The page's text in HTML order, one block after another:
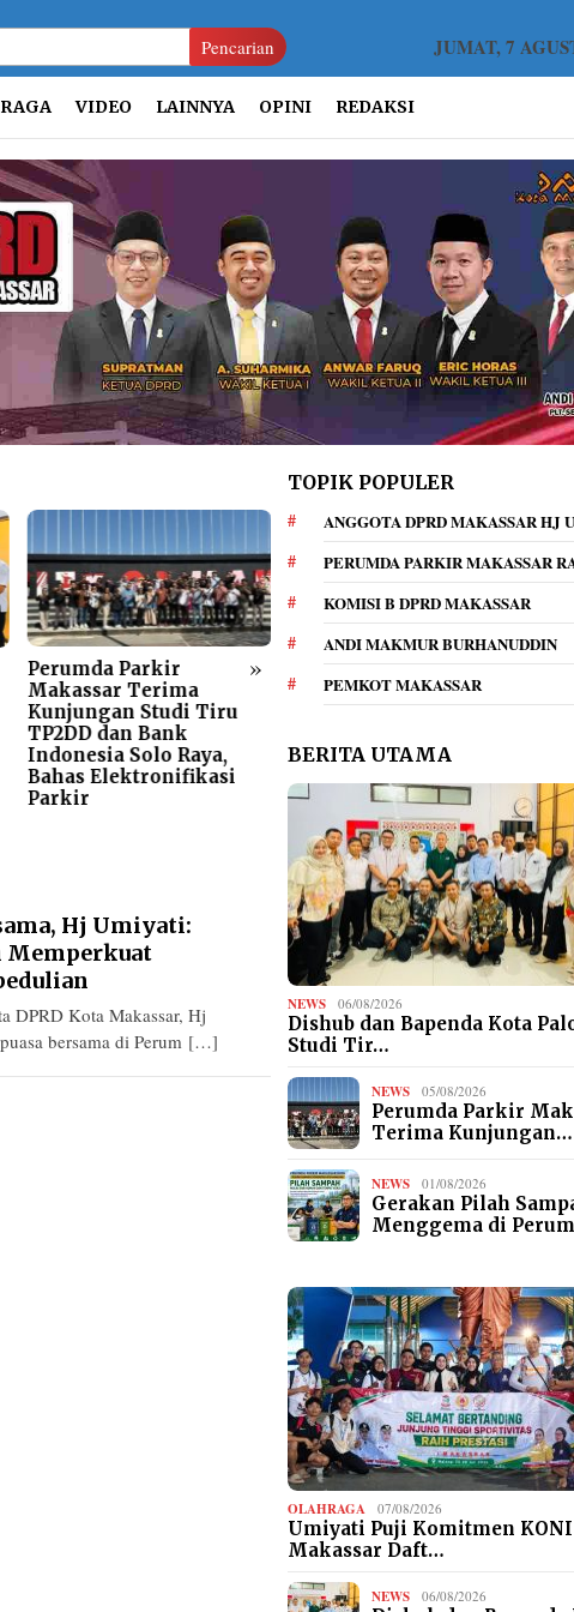
Pencarian JUMAT, 7
VIDEO LAINNYA OPINI REDAKSI
»
Perumda Parkir
Makassar Terima
Kunjungan Studi Tiru
TP2DD dan Bank
Indonesia Solo Raya,
Bahas Elektronifikasi
Parkir
Gerakan Pilah Sampah
Menggema di Perumda
Parkir Makassar Raya,
Elemen Bergerak
Hj Umiyati:
Memperkuat
DPRD Kota Makassar, Hj
bersama di Perum […]
TOPIK POPULER
ANGGOTA DPRD MAKASSAR HJ
PERUMDA PARKIR MAKASSAR
KOMISI B DPRD MAKASSAR
ANDI MAKMUR BURHANUDDIN
PEMKOT MAKASSAR
BERITA UTAMA
NEWS 06/08/2026
Dishub dan Bapenda Kota
Studi Tir…
NEWS 05/08/2026
Perumda Parkir
Terima Kunjungan…
NEWS 01/08/2026
Gerakan Pilah
Menggema di
OLAHRAGA 07/08/2026
Umiyati Puji Komitmen KONI
Makassar Daft…
NEWS 06/08/2026